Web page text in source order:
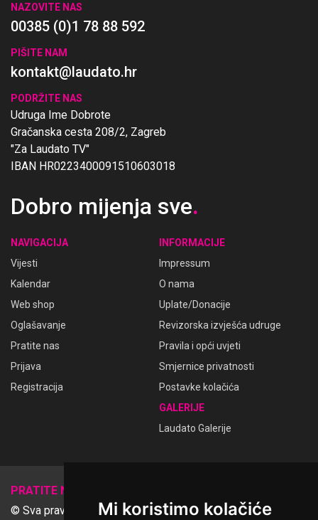
Mi koristimo kolačiće
NAZOVITE NAS
00385 (0)1 78 88 592
PIŠITE NAM
kontakt@laudato.hr
PODRŽITE NAS
Udruga Ime Dobrote
Gračanska cesta 208/2, Zagreb
"Za Laudato TV"
IBAN HR0223400091510603018
Dobro mijenja sve.
NAVIGACIJA
Vijesti
Kalendar
Web shop
Oglašavanje
Pratite nas
Prijava
Registracija
INFORMACIJE
Impressum
O nama
Uplate/Donacije
Revizorska izvješća udruge
Pravila i opći uvjeti
Smjernice privatnosti
Postavke kolačića
GALERIJE
Laudato Galerije
PRATITE NAS
© Sva prava pridržana Udruga Ime dobrote